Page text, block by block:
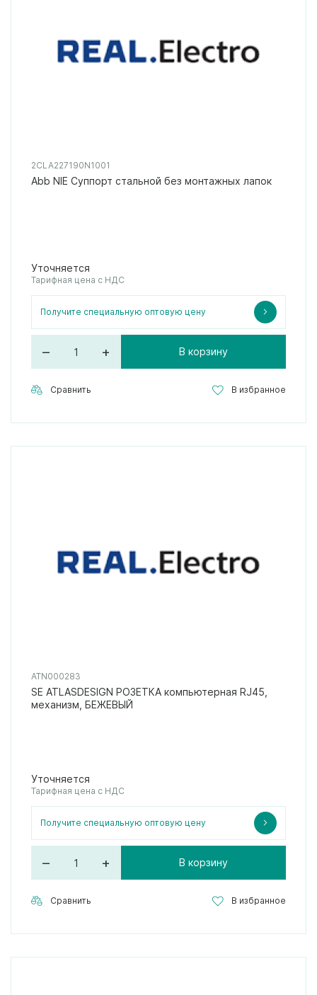
2CLA227190N1001
Abb NIE Суппорт стальной без монтажных лапок
Уточняется
Тарифная цена с НДС
Получите специальную оптовую цену
– + В корзину
Сравнить В избранное
ATN000283
SE ATLASDESIGN РОЗЕТКА компьютерная RJ45,
механизм, БЕЖЕВЫЙ
Уточняется
Тарифная цена с НДС
Получите специальную оптовую цену
– + В корзину
Сравнить В избранное